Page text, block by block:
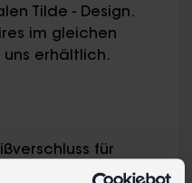
Tilde - Design.
im gleichen
uns erhältlich.
für